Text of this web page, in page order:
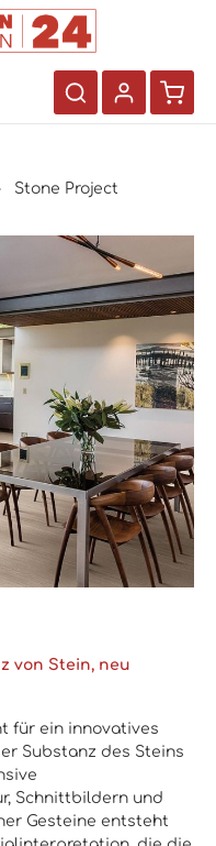
Stone Project
von Stein, neu
für ein innovatives
Substanz des Steins
Schnittbildern und
Gesteine entsteht